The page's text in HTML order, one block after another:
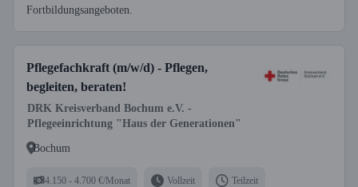
Fortbildungsangeboten.
Pflegefachkraft (m/w/d) - Pflegen,
begleiten, beraten!
DRK Kreisverband Bochum e.V. -
Pflegeeinrichtung "Haus der Generationen"
Bochum
4.150 - 4.700 €/Monat Vollzeit Teilzeit